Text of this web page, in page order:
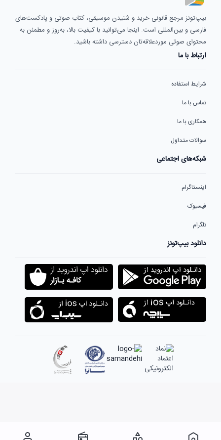
بیپ‌تونز مرجع قانونی خرید و شنیدن موسیقی، کتاب صوتی و پادکست‌های
فارسی و بین‌المللی است. اینجا می‌توانید با کیفیت بالا، به‌روز و مطمئن به
محتوای صوتی موردعلاقه‌تان دسترسی داشته باشید.
ارتباط با ما
شرایط استفاده
تماس با ما
همکاری با ما
سوالات متداول
شبکه‌های اجتماعی
اینستاگرام
فیسبوک
تلگرام
دانلود بیپ‌تونز